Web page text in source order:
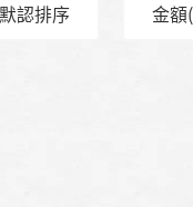
默認排序 金